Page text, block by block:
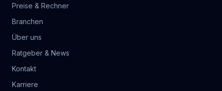
Preise & Rechner
Branchen
Über uns
Ratgeber & News
Kontakt
Karriere